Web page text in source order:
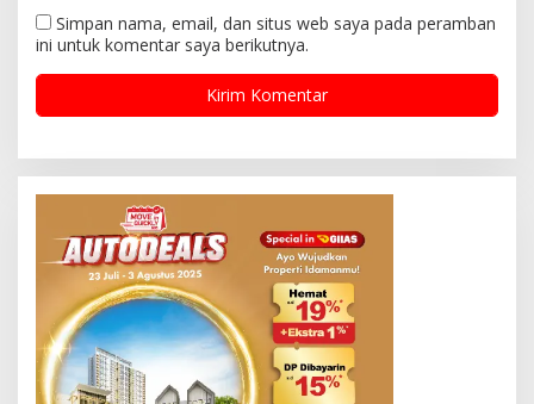
Simpan nama, email, dan situs web saya pada peramban
ini untuk komentar saya berikutnya.